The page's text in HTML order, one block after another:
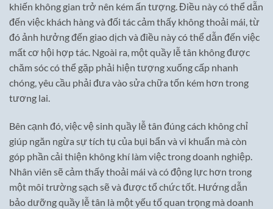
khiến không gian trở nên kém ấn tượng. Điều này có thể dẫn
đến việc khách hàng và đối tác cảm thấy không thoải mái, từ
đó ảnh hưởng đến giao dịch và điều này có thể dẫn đến việc
mất cơ hội hợp tác. Ngoài ra, một quầy lễ tân không được
chăm sóc có thể gặp phải hiện tượng xuống cấp nhanh
chóng, yêu cầu phải đưa vào sửa chữa tốn kém hơn trong
tương lai.
Bên cạnh đó, việc vệ sinh quầy lễ tân đúng cách không chỉ
giúp ngăn ngừa sự tích tụ của bụi bẩn và vi khuẩn mà còn
góp phần cải thiện không khí làm việc trong doanh nghiệp.
Nhân viên sẽ cảm thấy thoải mái và có động lực hơn trong
một môi trường sạch sẽ và được tổ chức tốt. Hướng dẫn
bảo dưỡng quầy lễ tân là một yếu tố quan trọng mà doanh